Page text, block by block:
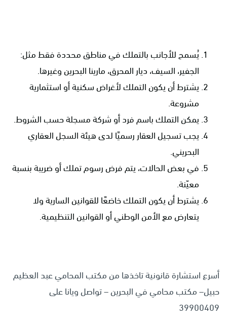
يُسمح للأجانب بالتملك في مناطق محددة فقط مثل:
الجفير، السيف، ديار المحرق، مارينا البحرين وغيرها.
يشترط أن يكون التملك لأغراض سكنية أو استثمارية
مشروعة.
يمكن التملك باسم فرد أو شركة مسجلة حسب الشروط.
يجب تسجيل العقار رسميًا لدى هيئة السجل العقاري
البحريني.
في بعض الحالات، يتم فرض رسوم تملك أو ضريبة بنسبة
معيّنة.
يشترط أن يكون التملك خاضعًا للقوانين السارية ولا
يتعارض مع الأمن الوطني أو القوانين التنظيمية.
أسرع استشارة قانونية تاخذها من مكتب المحامي عبد العظيم
حبيل– مكتب محامي في البحرين – تواصل ويانا على
39900409